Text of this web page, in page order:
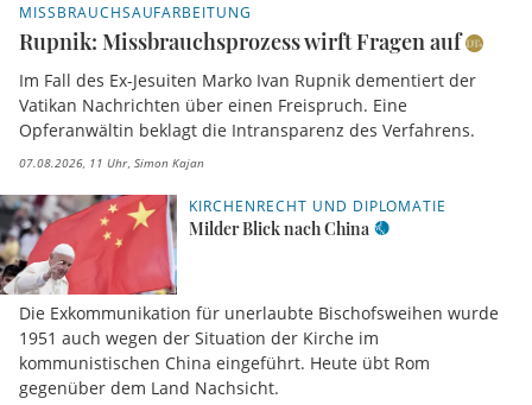
MISSBRAUCHSAUFARBEITUNG
Rupnik: Missbrauchsprozess wirft Fragen auf
Im Fall des Ex-Jesuiten Marko Ivan Rupnik dementiert der
Vatikan Nachrichten über einen Freispruch. Eine
Opferanwältin beklagt die Intransparenz des Verfahrens.
07.08.2026, 11 Uhr Simon Kajan
KIRCHENRECHT UND DIPLOMATIE
Milder Blick nach China
Die Exkommunikation für unerlaubte Bischofsweihen wurde
1951 auch wegen der Situation der Kirche im
kommunistischen China eingeführt. Heute übt Rom
gegenüber dem Land Nachsicht.